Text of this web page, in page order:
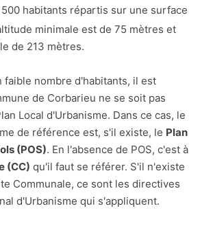
habitants répartis sur une surface
minimale est de 75 mètres et
de 213 mètres.
faible nombre d'habitants, il est
de Corbarieu ne se soit pas
Local d'Urbanisme. Dans ce cas, le
de référence est, s'il existe, le Plan
(POS). En l'absence de POS, c'est à
(CC) qu'il faut se référer. S'il n'existe
Communale, ce sont les directives
d'Urbanisme qui s'appliquent.